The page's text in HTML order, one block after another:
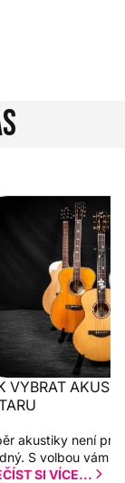
vybrat
VYBRAT
akustiky není pro
S volbou vám
SI VÍCE...